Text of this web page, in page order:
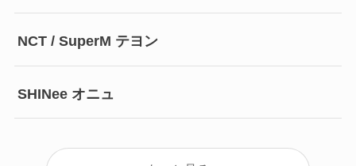
NCT / SuperM テヨン
SHINee オニュ